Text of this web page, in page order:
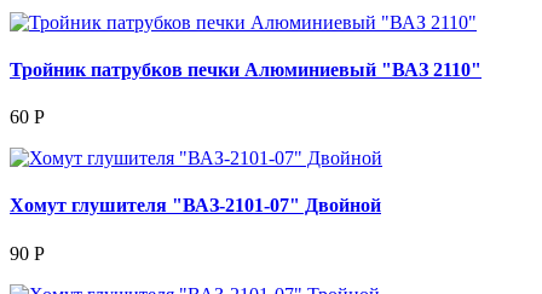
Тройник патрубков печки Алюминиевый "ВАЗ 2110"
60 Р
Хомут глушителя "ВАЗ-2101-07" Двойной
90 Р